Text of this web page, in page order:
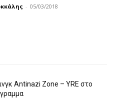
- 05/03/2018
Antinazi Zone – YRE στο